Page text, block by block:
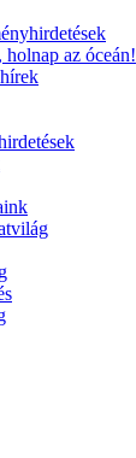
az óceán!